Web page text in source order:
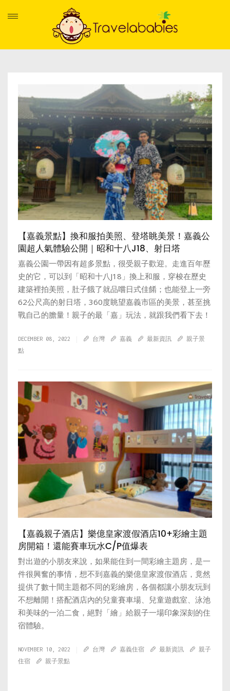
【嘉義景點】換和服拍美照、登塔眺美景！嘉義公
園超人氣體驗公開｜昭和十八J18、射日塔
嘉義公園一帶因有超多景點，很受親子歡迎。走進百年歷
史的它，可以到「昭和十八J18」換上和服，穿梭在歷史
建築裡拍美照，肚子餓了就品嚐日式佳餚；也能登上一旁
62公尺高的射日塔，360度眺望嘉義市區的美景，甚至挑
戰自己的膽量！親子的最「嘉」玩法，就跟我們看下去！
DECEMBER 08, 2022 台灣 嘉義 最新資訊
親子景
點
【嘉義親子酒店】樂億皇家渡假酒店10+彩繪主題
房開箱！還能賽車玩水C/P值爆表
對出遊的小朋友來說，如果能住到一間彩繪主題房，是一
件很興奮的事情，想不到嘉義的樂億皇家渡假酒店，竟然
提供了數十間主題都不同的彩繪房，各個都讓小朋友玩到
不想離開！搭配酒店內的兒童賽車場、兒童遊戲室、泳池
和美味的一泊二食，絕對「繪」給親子一場印象深刻的住
宿體驗。
NOVEMBER 10, 2022 台灣 嘉義住宿 最新資訊
親子
住宿
親子景點